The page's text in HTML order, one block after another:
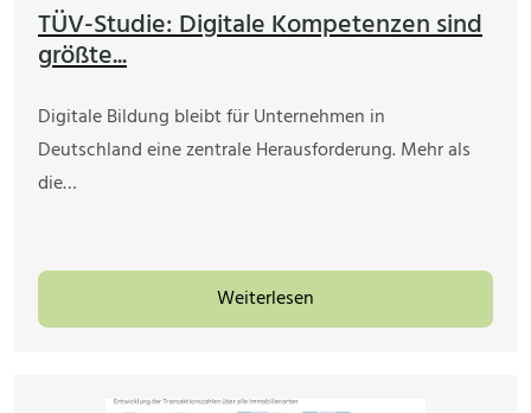
TÜV-Studie: Digitale Kompetenzen sind
größte...
Digitale Bildung bleibt für Unternehmen in
Deutschland eine zentrale Herausforderung. Mehr als
die…
Weiterlesen